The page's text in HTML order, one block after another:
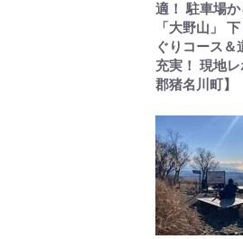
適！ 駐車場
「大野山」
ぐりコース＆
充実！ 現地
郡猪名川町】